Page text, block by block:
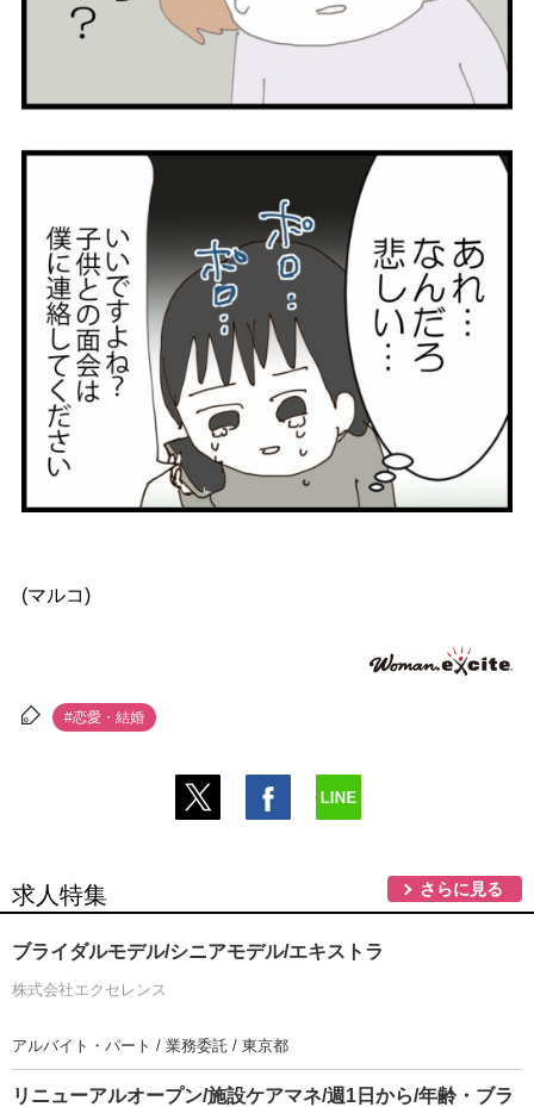
(マルコ)
#恋愛・結婚
求人特集 さらに見る
ブライダルモデル/シニアモデル/エキストラ
株式会社エクセレンス
アルバイト・パート / 業務委託 / 東京都
リニューアルオープン/施設ケアマネ/週1日から/年齢・ブラ